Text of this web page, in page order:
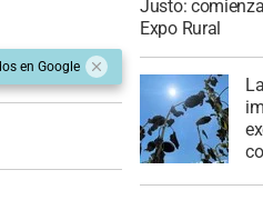
en Google
Justo:
Expo Rural